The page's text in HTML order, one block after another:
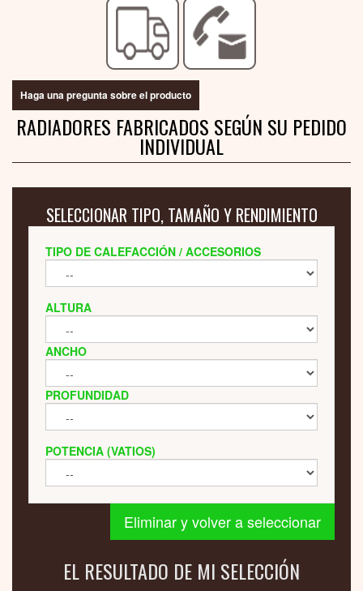
Haga una pregunta sobre el producto
RADIADORES FABRICADOS SEGÚN SU PEDIDO
INDIVIDUAL
SELECCIONAR TIPO, TAMAÑO Y RENDIMIENTO
TIPO DE CALEFACCIÓN / ACCESORIOS
ALTURA
ANCHO
PROFUNDIDAD
POTENCIA (VATIOS)
Eliminar y volver a seleccionar
EL RESULTADO DE MI SELECCIÓN